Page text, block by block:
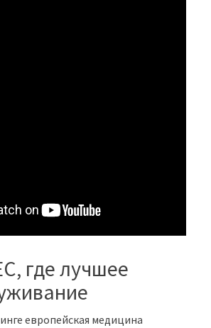
где лучшее
европейская медицина